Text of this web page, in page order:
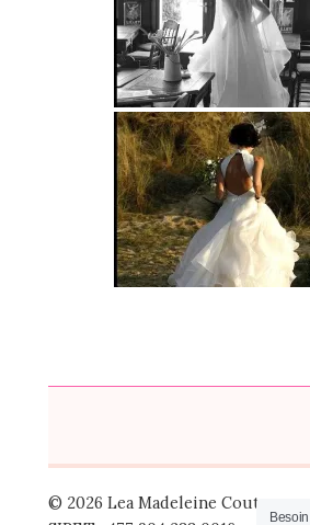
© 2026 Lea Madeleine Couture